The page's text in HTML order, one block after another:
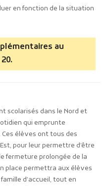
en fonction de la situation
au
scolarisés dans le Nord et
qui emprunte
élèves ont tous des
pour leur permettre d’être
fermeture prolongée de la
place permettra aux élèves
d’accueil, tout en